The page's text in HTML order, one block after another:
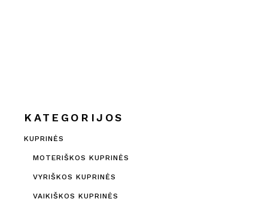
KATEGORIJOS
KUPRINĖS
MOTERIŠKOS KUPRINĖS
VYRIŠKOS KUPRINĖS
VAIKIŠKOS KUPRINĖS